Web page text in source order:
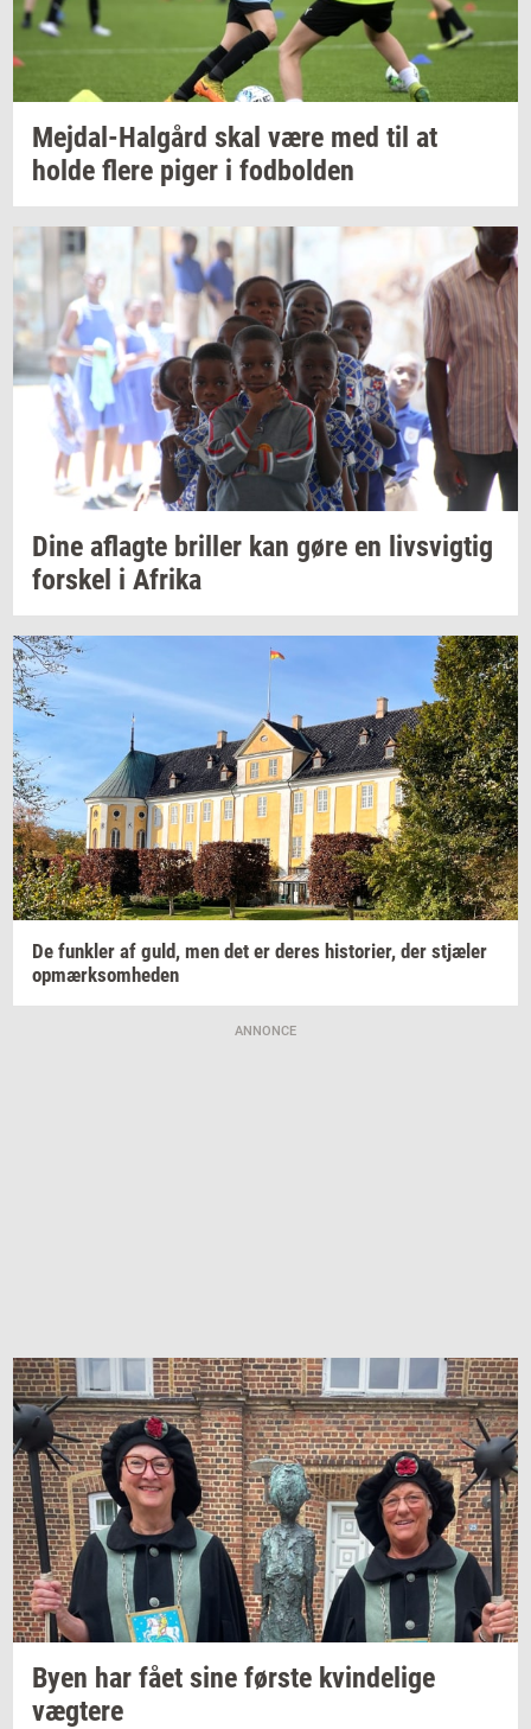
Mejdal-​Halgård skal være med til at
holde flere piger i fod­bol­den
Dine af­lag­te bril­ler kan gøre en livsvig­tig
for­skel i Afri­ka
De funk­ler af guld, men det er deres hi­sto­ri­er, der stjæ­ler
op­mærk­som­he­den
ANNONCE
Byen har fået sine før­ste kvin­de­li­ge
væg­te­re